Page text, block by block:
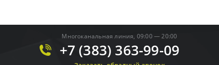
Многоканальная линия, 09:00 — 20:00
+7 (383) 363-99-09